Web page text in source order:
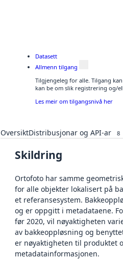
Datasett
Allmenn tilgang
Tilgjengeleg for alle. Tilgang
kan be om slik registrering og/
Les meir om tilgangsnivå her
OversiktDistribusjonar og API-ar 8
Skildring
Ortofoto har samme
for alle objekter lokalisert på
et referansesystem.
og er oppgitt i metadataene.
før 2020, vil nøyaktigheten
av bakkeoppløsning og
er nøyaktigheten til produktet
metadatainformasjonen.